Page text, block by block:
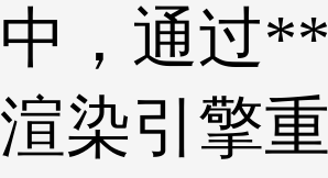
中，通过
渲染引擎